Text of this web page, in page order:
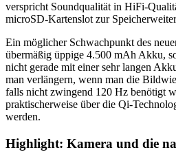
verspricht Soundqualität in HiFi-
microSD-Kartenslot zur
Ein möglicher Schwachpunkt des
übermäßig üppige 4.500 mAh Akku,
nicht gerade mit einer sehr langen
man verlängern, wenn man die
falls nicht zwingend 120 Hz benötigt
praktischerweise über die Qi-
werden.
Highlight: Kamera und die